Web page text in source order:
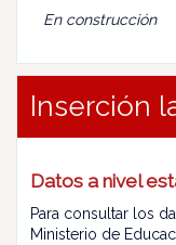
En construcción
Inserción
Datos a nivel
Para consultar los
Ministerio de